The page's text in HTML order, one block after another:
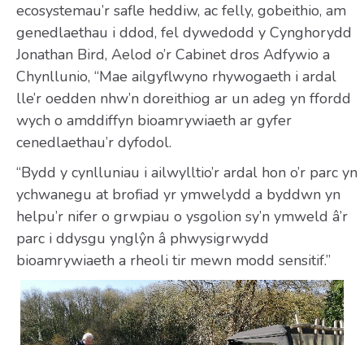
ecosystemau’r safle heddiw, ac felly, gobeithio, am
genedlaethau i ddod, fel dywedodd y Cynghorydd
Jonathan Bird, Aelod o’r Cabinet dros Adfywio a
Chynllunio, “Mae ailgyflwyno rhywogaeth i ardal
lle’r oedden nhw’n doreithiog ar un adeg yn ffordd
wych o amddiffyn bioamrywiaeth ar gyfer
cenedlaethau’r dyfodol.
“Bydd y cynlluniau i ailwylltio’r ardal hon o’r parc yn
ychwanegu at brofiad yr ymwelydd a byddwn yn
helpu’r nifer o grwpiau o ysgolion sy’n ymweld â’r
parc i ddysgu ynglŷn â phwysigrwydd
bioamrywiaeth a rheoli tir mewn modd sensitif.”